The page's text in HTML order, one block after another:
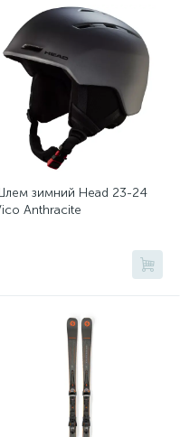
зимний Head 23-24
Anthracite